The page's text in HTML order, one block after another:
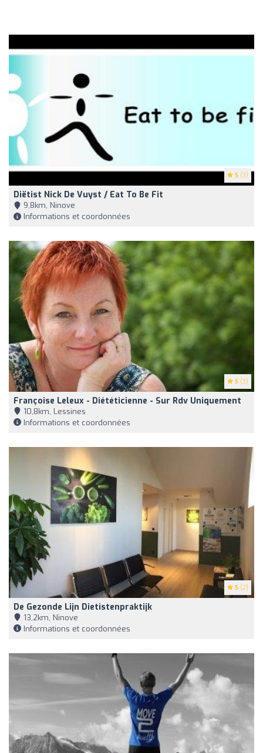
5 (3)
Diëtist Nick De Vuyst / Eat To Be Fit
9,8km, Ninove
Informations et coordonnées
5 (3)
Françoise Leleux - Diététicienne - Sur Rdv Uniquement
10,8km, Lessines
Informations et coordonnées
5 (2)
De Gezonde Lijn Dietistenpraktijk
13,2km, Ninove
Informations et coordonnées